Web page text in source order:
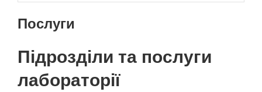
Послуги
Підрозділи та послуги
лабораторії